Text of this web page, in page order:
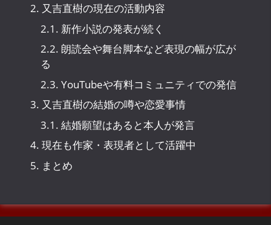
2. 又吉直樹の現在の活動内容
2.1. 新作小説の発表が続く
2.2. 朗読会や舞台脚本など表現の幅が広が
る
2.3. YouTubeや有料コミュニティでの発信
3. 又吉直樹の結婚の噂や恋愛事情
3.1. 結婚願望はあると本人が発言
4. 現在も作家・表現者として活躍中
5. まとめ